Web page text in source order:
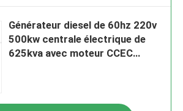
Générateur diesel de 60hz 220v
500kw centrale électrique de
625kva avec moteur CCEC